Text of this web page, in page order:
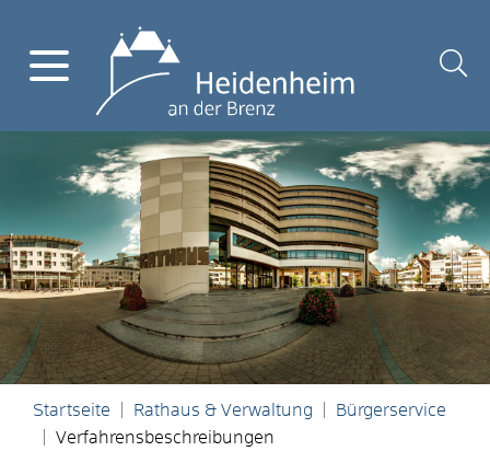
Startseite Rathaus & Verwaltung
Bürgerservice
Verfahrensbeschreibungen